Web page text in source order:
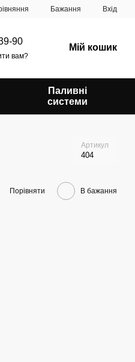
Бажання Вхід
90
вам?
Мій кошик
Паливні
системи
Артикул
404
Порівняти В бажання